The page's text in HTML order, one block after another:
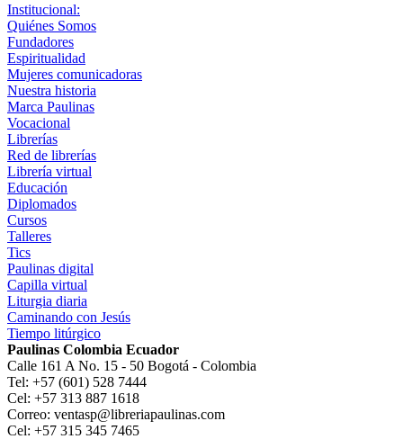
Institucional:
Quiénes Somos
Fundadores
Espiritualidad
Mujeres comunicadoras
Nuestra historia
Marca Paulinas
Vocacional
Librerías
Red de librerías
Librería virtual
Educación
Diplomados
Cursos
Talleres
Tics
Paulinas digital
Capilla virtual
Liturgia diaria
Caminando con Jesús
Tiempo litúrgico
Paulinas Colombia Ecuador
Calle 161 A No. 15 - 50 Bogotá - Colombia
Tel: +57 (601) 528 7444
Cel: +57 313 887 1618
Correo: ventasp@libreriapaulinas.com
Cel: +57 315 345 7465